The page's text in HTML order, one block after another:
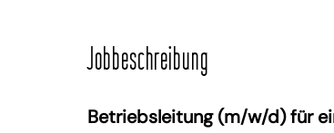
Jobbeschreibung
Betriebsleitung (m/w/d) für